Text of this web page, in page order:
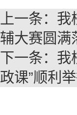
上一条： 我
辅大赛圆满
下一条： 我
政课”顺利